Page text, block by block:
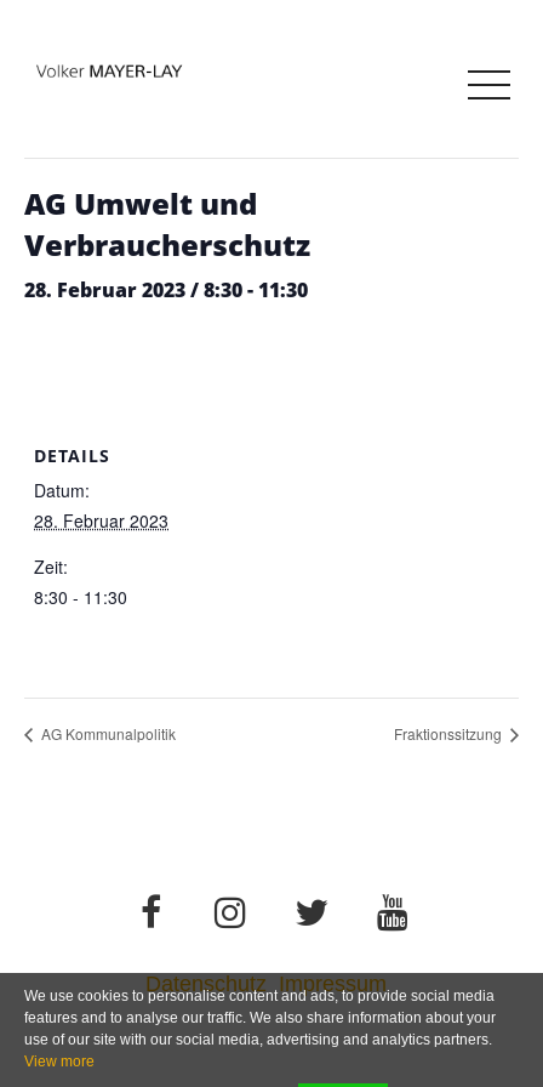
« Alle Veranstaltungen
AG Umwelt und
Verbraucherschutz
28. Februar 2023 / 8:30-11:30
DETAILS
Datum:
28. Februar 2023
Zeit:
8:30 - 11:30
AG Kommunalpolitik Fraktionssitzung
Datenschutz Impressum
We use cookies to personalise content and ads, to provide social media
features and to analyse our traffic. We also share information about your
use of our site with our social media, advertising and analytics partners.
View more